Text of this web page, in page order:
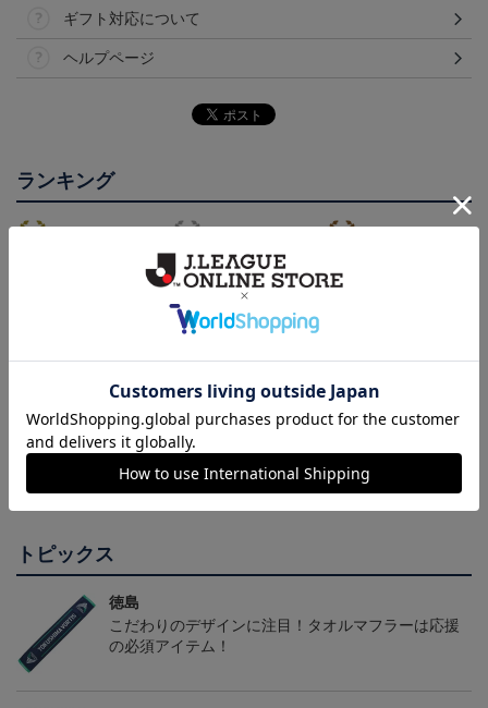
ギフト対応について
ヘルプページ
ランキング
2026/27オーセンティッ
クユニフォーム(FP1st/半
NEW
徳島ヴォルティス ニョ
2,500円
トピックス
徳島
こだわりのデザインに注目！タオルマフラーは応援
の必須アイテム！